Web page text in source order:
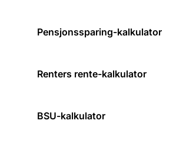
Pensjonssparing-kalkulator
Renters rente-kalkulator
BSU-kalkulator